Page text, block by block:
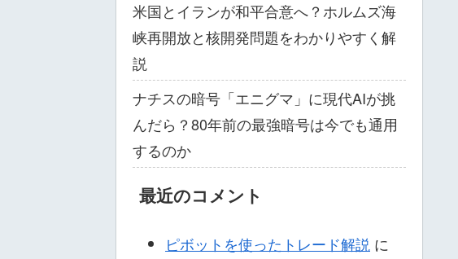
米国とイランが和平合意へ？ホルムズ海
峡再開放と核開発問題をわかりやすく解
説
ナチスの暗号「エニグマ」に現代AIが挑
んだら？80年前の最強暗号は今でも通用
するのか
最近のコメント
ピボットを使ったトレード解説 に